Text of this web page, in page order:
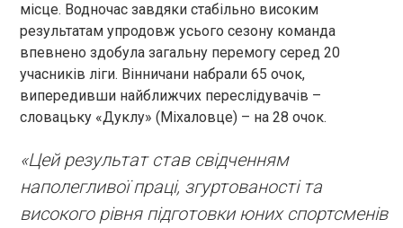
місце. Водночас завдяки стабільно високим
результатам упродовж усього сезону команда
впевнено здобула загальну перемогу серед 20
учасників ліги. Вінничани набрали 65 очок,
випередивши найближчих переслідувачів –
словацьку «Дуклу» (Міхаловце) – на 28 очок.
«Цей результат став свідченням
наполегливої праці, згуртованості та
високого рівня підготовки юних спортсменів